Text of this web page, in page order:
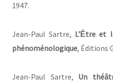
1947.
Jean-Paul Sartre, L’Ȇtre et
phénoménologique, Éditions
Jean-Paul Sartre, Un